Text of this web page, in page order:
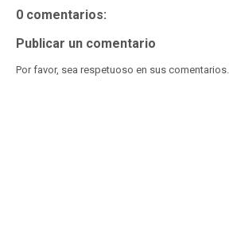
0 comentarios:
Publicar un comentario
Por favor, sea respetuoso en sus comentarios.